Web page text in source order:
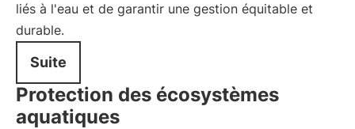
liés à l'eau et de garantir une gestion équitable et
durable.
Suite
Protection des écosystèmes
aquatiques